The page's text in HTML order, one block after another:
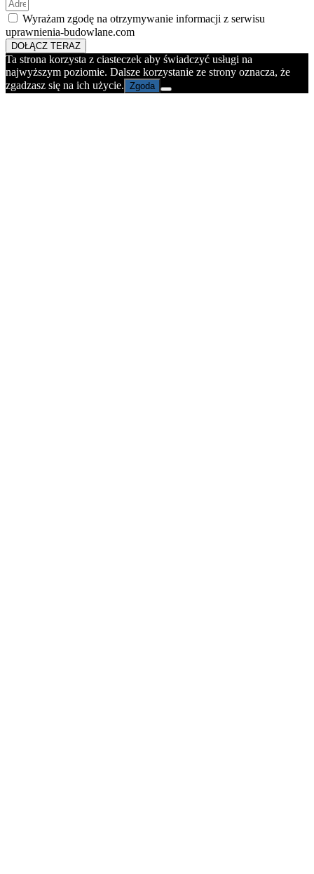
Wyrażam zgodę na otrzymywanie informacji z serwisu
uprawnienia-budowlane.com
DOŁĄCZ TERAZ
Ta strona korzysta z ciasteczek aby świadczyć usługi na
najwyższym poziomie. Dalsze korzystanie ze strony oznacza, że
zgadzasz się na ich użycie. Zgoda